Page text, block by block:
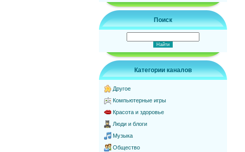
Поиск
Категории каналов
Другое
Компьютерные игры
Красота и здоровье
Люди и блоги
Музыка
Общество